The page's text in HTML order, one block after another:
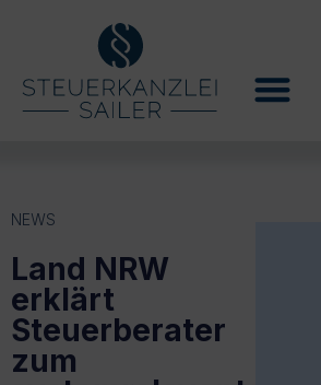
NEWS
Land NRW
erklärt
Steuerberater
zum